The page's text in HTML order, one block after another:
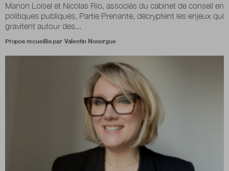
Manon Loisel et Nicolas Rio, associés du cabinet de conseil en
politiques publiques, Partie Prenante, décryptent les enjeux qui
gravitent autour des...
Propos recueillis par Valentin Nonorgue